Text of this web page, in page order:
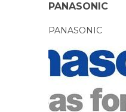
PANASONIC
PANASONIC